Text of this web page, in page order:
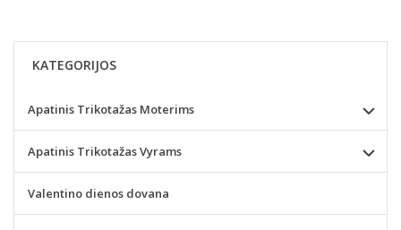
KATEGORIJOS
Apatinis Trikotažas Moterims
Apatinis Trikotažas Vyrams
Valentino dienos dovana